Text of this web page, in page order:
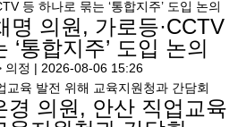
명 의원, 가로등·CCTV
‘통합지주’ 도입 논의
의정 | 2026-08-06 15:26
경 의원, 안산 직업교육